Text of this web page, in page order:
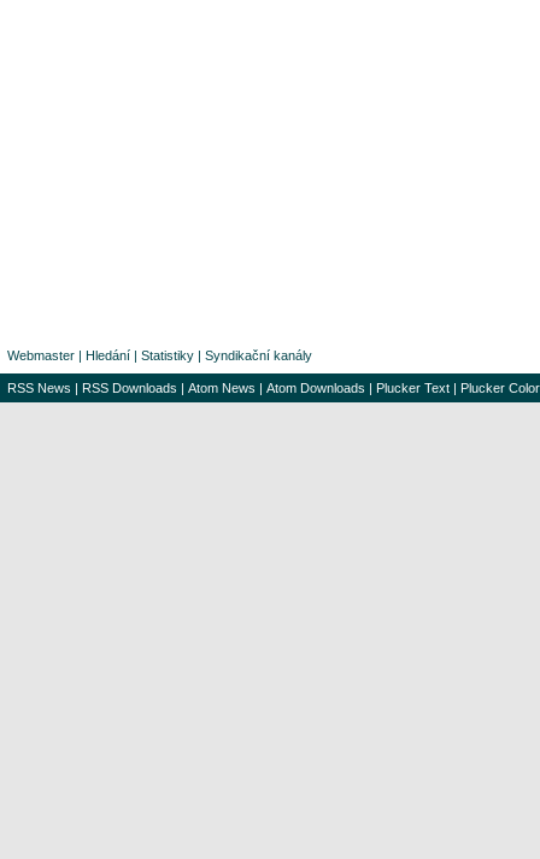
Webmaster | Hledání | Statistiky | Syndikační kanály
RSS News | RSS Downloads | Atom News | Atom Downloads | Plucker Text | Plucker Color